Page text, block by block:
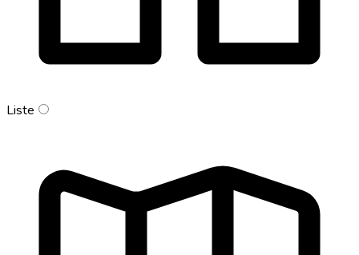
Liste